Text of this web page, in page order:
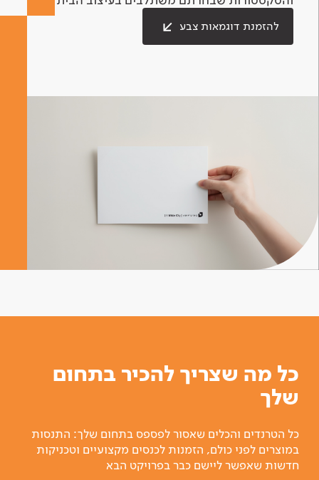
להזמנת דוגמאות צבע
כל מה שצריך להכיר בתחום
שלך
כל הטרנדים והכלים שאסור לפספס בתחום שלך: התנסות
במוצרים לפני כולם, הזמנות לכנסים מקצועיים וטכניקות
חדשות שאפשר ליישם כבר בפרויקט הבא